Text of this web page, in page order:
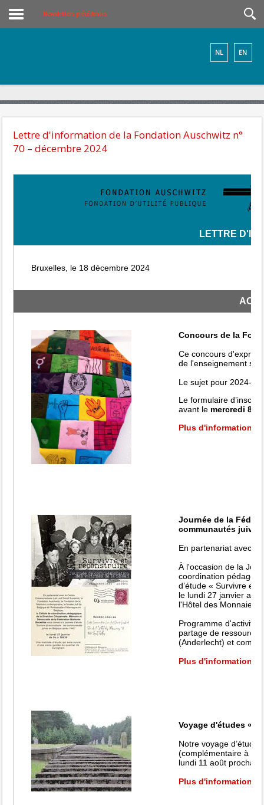
Newsletters précédentes
EN
NL
Lettre d'information de la Fondation Auschwitz n°
70 – décembre 2024